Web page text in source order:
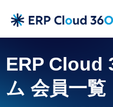
ERP Cloud
ム 会員一覧